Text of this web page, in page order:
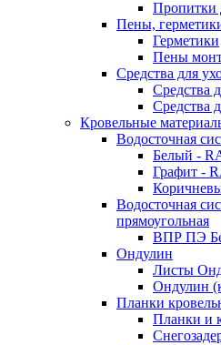
Пропитки
Пены,
Герметики
Пены
Средства для
Средства
Средства
Кровельные
Водосточная
Белый -
Графит -
Водосточная
прямоугольная
ВПР ПЭ
Ондулин
Листы
Ондулин
Планки
Планки и